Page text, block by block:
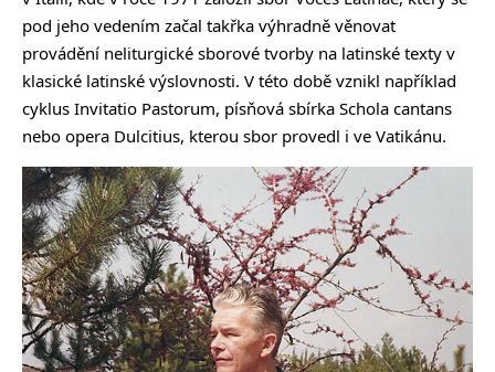
pod jeho vedením začal takřka výhradně věnovat
provádění neliturgické sborové tvorby na latinské texty v
klasické latinské výslovnosti. V této době vznikl například
cyklus Invitatio Pastorum, písňová sbírka Schola cantans
nebo opera Dulcitius, kterou sbor provedl i ve Vatikánu.